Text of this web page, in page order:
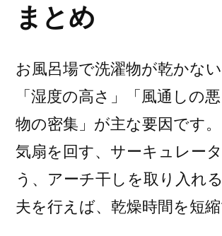
まとめ
お風呂場で洗濯物が乾かない
「湿度の高さ」「風通しの
物の密集」が主な要因です
気扇を回す、サーキュレー
う、アーチ干しを取り入れ
夫を行えば、乾燥時間を短縮